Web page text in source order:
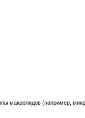
макролидов (например,